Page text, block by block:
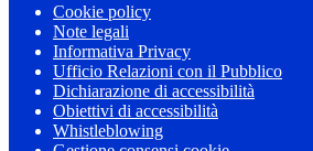
Cookie policy
Note legali
Informativa Privacy
Ufficio Relazioni con il Pubblico
Dichiarazione di accessibilità
Obiettivi di accessibilità
Whistleblowing